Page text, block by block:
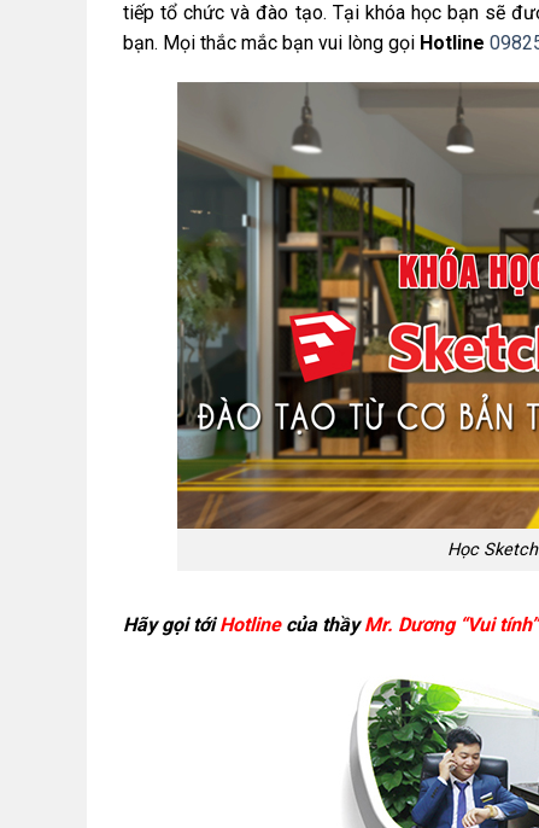
tiếp tổ chức và đào tạo. Tại khóa học bạn sẽ
bạn. Mọi thắc mắc bạn vui lòng gọi Hotline
Học
Hãy gọi tớiHotlinecủa thầyMr. Dương “Vui tính”